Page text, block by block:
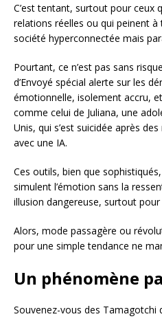
C’est tentant, surtout pour ceux
relations réelles ou qui peinent à
société hyperconnectée mais
Pourtant, ce n’est pas sans
d’Envoyé spécial alerte sur les
émotionnelle, isolement accru,
comme celui de Juliana, une
Unis, qui s’est suicidée après
avec une IA.
Ces outils, bien que
simulent l’émotion sans la
illusion dangereuse, surtout pour
Alors, mode passagère ou
pour une simple tendance ne
Un phénomène
Souvenez-vous des Tamagotchi